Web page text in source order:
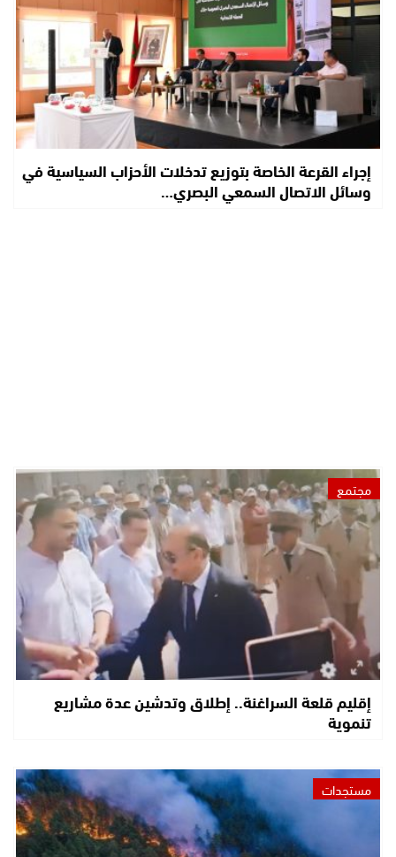
إجراء القرعة الخاصة بتوزيع تدخلات الأحزاب السياسية في
وسائل الاتصال السمعي البصري…
مجتمع
إقليم قلعة السراغنة.. إطلاق وتدشين عدة مشاريع
تنموية
مستجدات